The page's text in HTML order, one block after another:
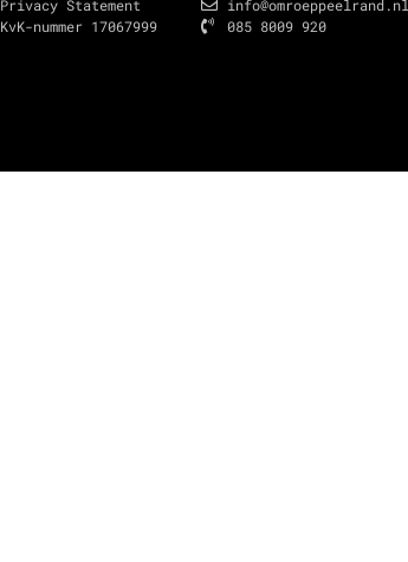
Privacy Statement
KvK-nummer 17067999
info@omroeppeelrand.nl
085 8009 920